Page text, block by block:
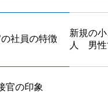
社員の特徴
新規の
人 男性
官の印象